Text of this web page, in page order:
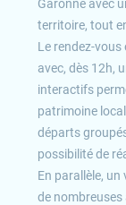
Garonne avec
territoire, tout
Le rendez-vous
avec, dès 12h,
interactifs
patrimoine
départs
possibilité de
En parallèle, un
de